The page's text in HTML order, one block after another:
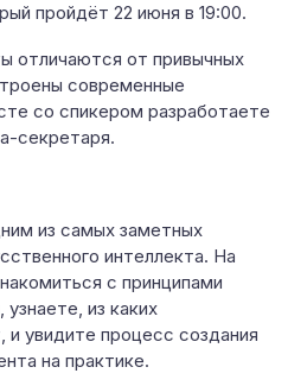
пройдёт 22 июня в 19:00.
отличаются от привычных
современные
со спикером разработаете
секретаря.
из самых заметных
интеллекта. На
с принципами
из каких
увидите процесс создания
на практике.